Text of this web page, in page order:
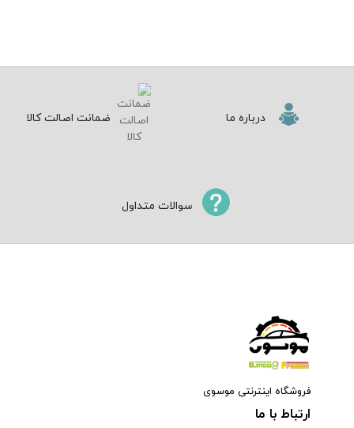
درباره ما ضمانت اصالت کالا
سوالات متداول
فروشگاه اینترنتی موسوی
ارتباط با ما